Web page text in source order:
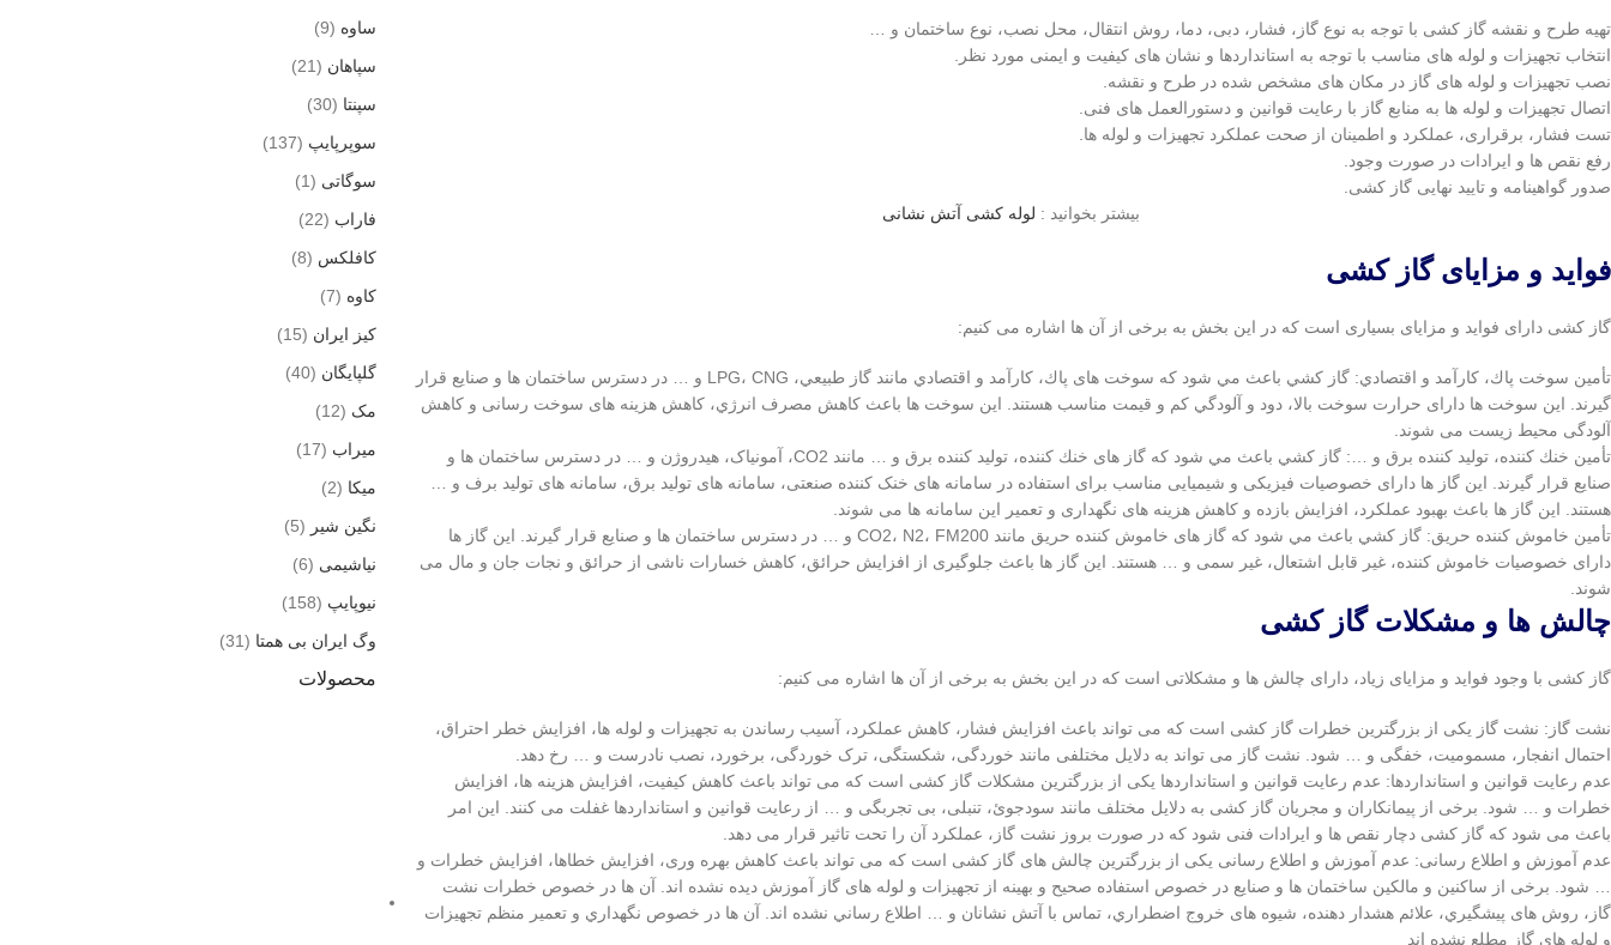
تهیه طرح و نقشه گاز کشی با توجه به نوع گاز، فشار، دبی، دما، روش انتقال، محل نصب، نوع ساختمان و …
انتخاب تجهیزات و لوله های مناسب با توجه به استانداردها و نشان های کیفیت و ایمنی مورد نظر.
نصب تجهیزات و لوله های گاز در مکان های مشخص شده در طرح و نقشه.
اتصال تجهیزات و لوله ها به منابع گاز با رعایت قوانین و دستورالعمل های فنی.
تست فشار، برقراری، عملکرد و اطمینان از صحت عملکرد تجهیزات و لوله ها.
رفع نقص ها و ایرادات در صورت وجود.
صدور گواهینامه و تایید نهایی گاز کشی.
بیشتر بخوانید : لوله کشی آتش نشانی
فواید و مزایای گاز کشی
گاز کشی دارای فواید و مزایای بسیاری است که در این بخش به برخی از آن ها اشاره می کنیم:
تأمين سوخت پاك، كارآمد و اقتصادي: گاز كشي باعث مي شود كه سوخت های پاك، كارآمد و اقتصادي مانند گاز طبيعي، LPG، CNG و … در دسترس ساختمان ها و صنایع قرار
گيرند. اين سوخت ها دارای حرارت سوخت بالا، دود و آلودگي كم و قيمت مناسب هستند. اين سوخت ها باعث كاهش مصرف انرژي، كاهش هزينه های سوخت رسانی و كاهش
آلودگی محيط زيست می شوند.
تأمين خنك كننده، تولید كننده برق و …: گاز كشي باعث مي شود كه گاز های خنك كننده، تولید كننده برق و … مانند CO2، آمونیاک، هیدروژن و … در دسترس ساختمان ها و
صنایع قرار گيرند. اين گاز ها دارای خصوصیات فیزیکی و شیمیایی مناسب برای استفاده در سامانه های خنک کننده صنعتی، سامانه های تولید برق، سامانه های تولید برف و …
هستند. اين گاز ها باعث بهبود عملكرد، افزایش بازده و كاهش هزینه های نگهداری و تعمیر این سامانه ها می شوند.
تأمين خاموش كننده حریق: گاز كشي باعث مي شود كه گاز های خاموش كننده حریق مانند CO2، N2، FM200 و … در دسترس ساختمان ها و صنایع قرار گيرند. اين گاز ها
دارای خصوصیات خاموش کننده، غیر قابل اشتعال، غیر سمی و … هستند. این گاز ها باعث جلوگیری از افزایش حرائق، کاهش خسارات ناشی از حرائق و نجات جان و مال می
شوند.
چالش ها و مشکلات گاز کشی
گاز کشی با وجود فواید و مزایای زیاد، دارای چالش ها و مشکلاتی است که در این بخش به برخی از آن ها اشاره می کنیم:
نشت گاز: نشت گاز یکی از بزرگترین خطرات گاز کشی است که می تواند باعث افزایش فشار، کاهش عملکرد، آسیب رساندن به تجهیزات و لوله ها، افزایش خطر احتراق،
احتمال انفجار، مسمومیت، خفگی و … شود. نشت گاز می تواند به دلایل مختلفی مانند خوردگی، شکستگی، ترک خوردگی، برخورد، نصب نادرست و … رخ دهد.
عدم رعایت قوانین و استانداردها: عدم رعایت قوانین و استانداردها یکی از بزرگترین مشکلات گاز کشی است که می تواند باعث کاهش کیفیت، افزایش هزینه ها، افزایش
خطرات و … شود. برخی از پیمانکاران و مجریان گاز کشی به دلایل مختلف مانند سودجوئ، تنبلی، بی تجربگی و … از رعایت قوانین و استانداردها غفلت می کنند. این امر
باعث می شود که گاز کشی دچار نقص ها و ایرادات فنی شود که در صورت بروز نشت گاز، عملکرد آن را تحت تاثیر قرار می دهد.
عدم آموزش و اطلاع رسانی: عدم آموزش و اطلاع رسانی یکی از بزرگترین چالش های گاز کشی است که می تواند باعث کاهش بهره وری، افزایش خطاها، افزایش خطرات و
… شود. برخی از ساکنین و مالکین ساختمان ها و صنایع در خصوص استفاده صحيح و بهينه از تجهيزات و لوله های گاز آموزش دیده نشده اند. آن ها در خصوص خطرات نشت
گاز، روش های پيشگيري، علائم هشدار دهنده، شيوه های خروج اضطراري، تماس با آتش نشانان و … اطلاع رساني نشده اند. آن ها در خصوص نگهداري و تعمير منظم تجهيزات
و لوله های گاز مطلع نشده اند
ساوه (9)
سپاهان (21)
سپنتا (30)
سوپرپایپ (137)
سوگاتی (1)
فاراب (22)
کافلکس (8)
کاوه (7)
کیز ایران (15)
گلپایگان (40)
مک (12)
میراب (17)
میکا (2)
نگین شیر (5)
نیاشیمی (6)
نیوپایپ (158)
وگ ایران بی همتا (31)
محصولات